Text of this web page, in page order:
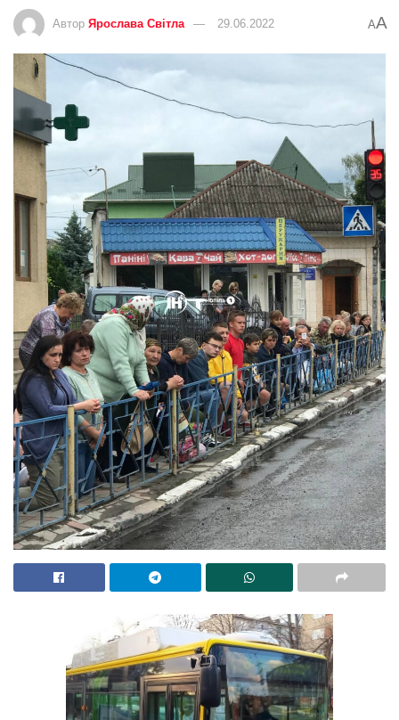
Автор Ярослава Світла 29.06.2022 AA